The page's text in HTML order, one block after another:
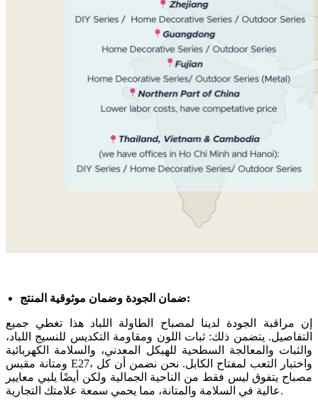
ضمان الجودة وضمان موثوقية المنتج:
إن مراقبة الجودة لدينا لمصباح الطاولة اللباد هذا تغطي جميع
التفاصيل. يتضمن ذلك: ثبات اللون ومقاومة التكديس للنسيج اللباد،
والثبات والمعالجة السطحية للهيكل المعدني، والسلامة الكهربائية
ومتانة مقبس E27، واختبار التعب لمفتاح الكابل. نحن نضمن أن كل
مصباح يتفوق ليس فقط من الناحية الجمالية ولكن أيضًا يلبي معايير
عالية في السلامة والمتانة، مما يحمي سمعة علامتك التجارية.